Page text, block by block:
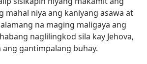
mahal niya ang kaniyang asawa at
na maging maligaya ang
naglilingkod sila kay Jehova,
gantimpalang buhay.